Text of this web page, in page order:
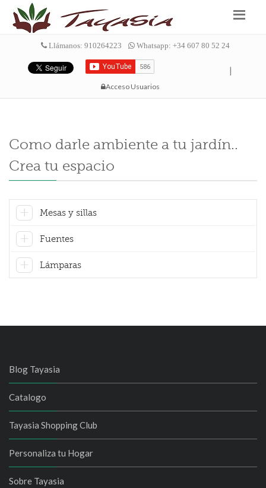
Llámanos: 910264223 Whatsapp: +34 607 80 52 24
|
Acceso Usuarios
Como darle ambiente a tu jardín..
Crea tu espacio
Mesas y sillas
Fuentes
Lámparas
Blog Tayasia
Catalogo
Tayasia Shopping Club
Personaliza tu Hogar
Sobre Tayasia